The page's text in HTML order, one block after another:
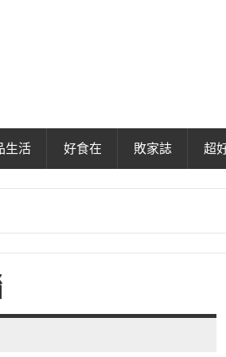
生活 好食在 敗家誌 超